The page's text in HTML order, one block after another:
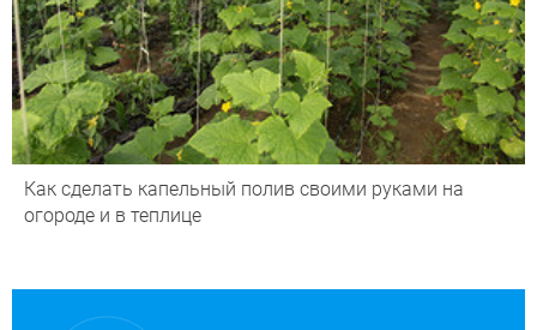
Как сделать капельный полив своими руками на
огороде и в теплице